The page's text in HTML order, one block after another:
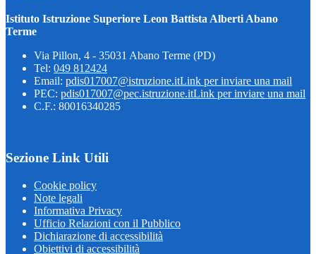
Istituto Istruzione Superiore Leon Battista Alberti Abano
Terme
Via Pillon, 4 - 35031 Abano Terme (PD)
Tel: 049 812424
Email: pdis017007@istruzione.itLink per inviare una mail
PEC: pdis017007@pec.istruzione.itLink per inviare una mail
C.F.: 80016340285
Sezione Link Utili
Cookie policy
Note legali
Informativa Privacy
Ufficio Relazioni con il Pubblico
Dichiarazione di accessibilità
Obiettivi di accessibilità